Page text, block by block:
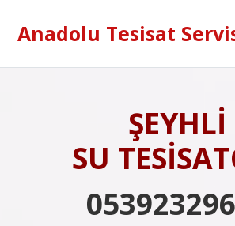
Anadolu Tesisat
ŞEYHLİ
SU